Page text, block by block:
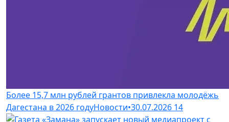
Более 15,7 млн рублей грантов привлекла молодёжь
Дагестана в 2026 годуНовости•30.07.2026 14